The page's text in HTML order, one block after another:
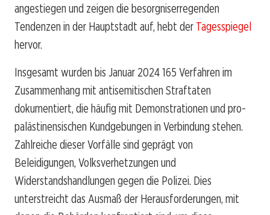
angestiegen und zeigen die besorgniserregenden
Tendenzen in der Hauptstadt auf, hebt der Tagesspiegel
hervor.
Insgesamt wurden bis Januar 2024 165 Verfahren im
Zusammenhang mit antisemitischen Straftaten
dokumentiert, die häufig mit Demonstrationen und pro-
palästinensischen Kundgebungen in Verbindung stehen.
Zahlreiche dieser Vorfälle sind geprägt von
Beleidigungen, Volksverhetzungen und
Widerstandshandlungen gegen die Polizei. Dies
unterstreicht das Ausmaß der Herausforderungen, mit